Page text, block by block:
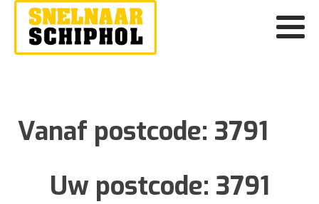
Vanaf postcode: 3791
Uw postcode: 3791